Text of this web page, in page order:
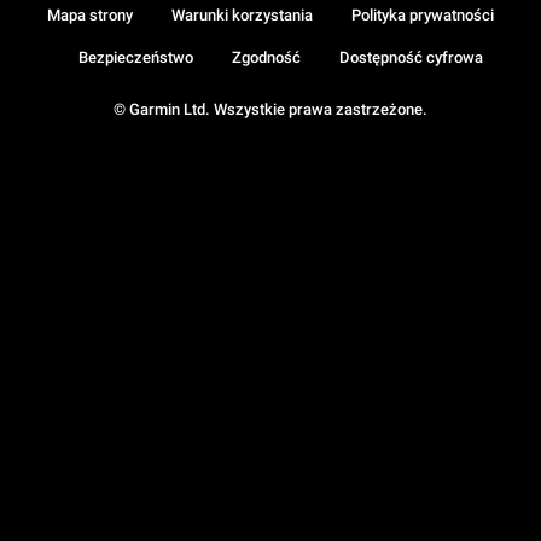
© Garmin Ltd. Wszystkie prawa zastrzeżone.
Mapa strony Warunki korzystania Polityka prywatności
Bezpieczeństwo Zgodność Dostępność cyfrowa